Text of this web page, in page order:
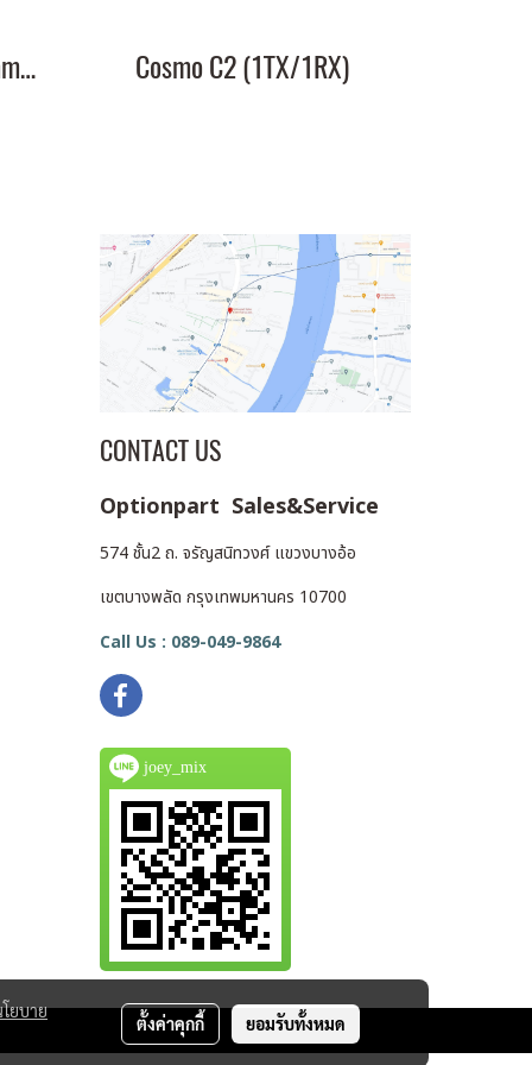
HL 3.5mm TRS to 3.5mm TRS Cable Cosmo C2 (1TX/1RX)
CONTACT US
Optionpart Sales&Service
574 ชั้น2 ถ. จรัญสนิทวงศ์ แขวงบางอ้อ
เขตบางพลัด กรุงเทพมหานคร 10700
Call Us : 089-049-9864
joey_mix
ยบาย
ตั้งค่าคุกกี้ ยอมรับทั้งหมด